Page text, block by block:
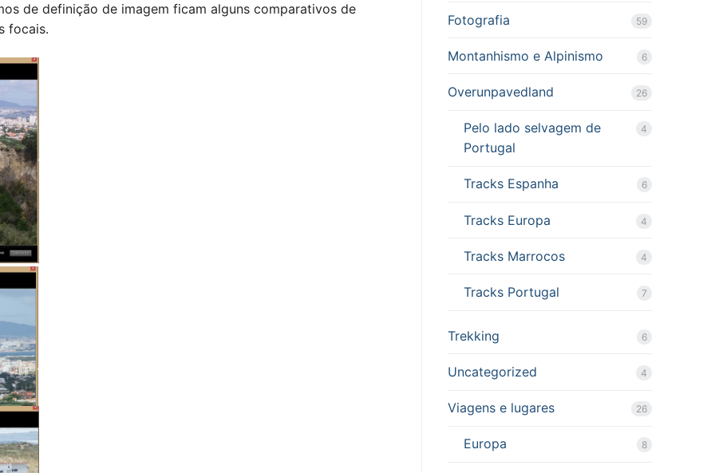
de definição de imagem ficam alguns comparativos de
focais.
Fotografia 59
Montanhismo e Alpinismo 6
Overunpavedland 26
Pelo lado selvagem de
Portugal
4
Tracks Espanha 6
Tracks Europa 4
Tracks Marrocos 4
Tracks Portugal 7
Trekking 6
Uncategorized 4
Viagens e lugares 26
Europa 8